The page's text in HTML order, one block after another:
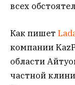
всех
Как пишeт
компании
области
частной